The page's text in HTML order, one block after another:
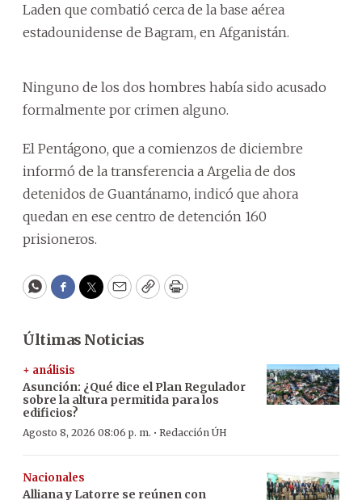
Laden que combatió cerca de la base aérea
estadounidense de Bagram, en Afganistán.
Ninguno de los dos hombres había sido acusado
formalmente por crimen alguno.
El Pentágono, que a comienzos de diciembre
informó de la transferencia a Argelia de dos
detenidos de Guantánamo, indicó que ahora
quedan en ese centro de detención 160
prisioneros.
WhatsApp
Facebook
Twitter
EmailCopyPrint
Últimas Noticias
+ análisis
Asunción: ¿Qué dice el Plan Regulador
sobre la altura permitida para los
edificios?
Agosto 8, 2026 08:06 p. m. · Redacción ÚH
Nacionales
Alliana y Latorre se reúnen con